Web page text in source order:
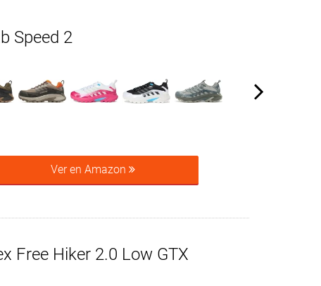
Speed 2
Ver en Amazon
Free Hiker 2.0 Low GTX